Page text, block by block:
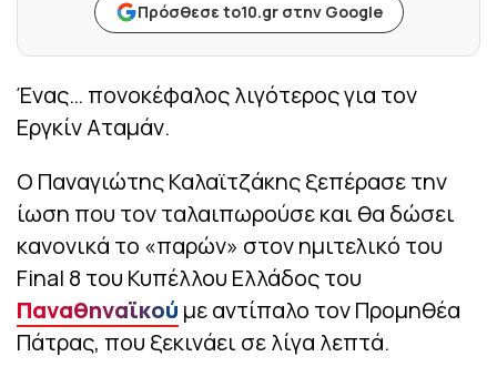
Πρόσθεσε to10.gr στην Google
Ένας… πονοκέφαλος λιγότερος για τον
Εργκίν Αταμάν.
Ο Παναγιώτης Καλαϊτζάκης ξεπέρασε την
ίωση που τον ταλαιπωρούσε και θα δώσει
κανονικά το «παρών» στον ημιτελικό του
Final 8 του Κυπέλλου Ελλάδος του
Παναθηναϊκού με αντίπαλο τον Προμηθέα
Πάτρας, που ξεκινάει σε λίγα λεπτά.